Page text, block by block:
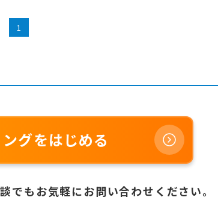
1
グをはじめる
でもお気軽にお問い合わせください。